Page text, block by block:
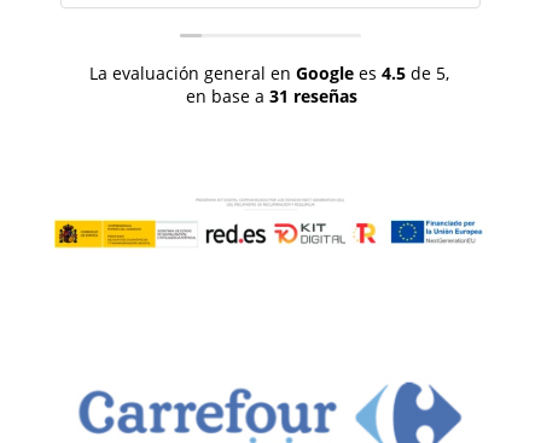
agencia para próximos destinos. ¡Gracias!
La evaluación general en Google es 4.5 de 5,
en base a 31 reseñas